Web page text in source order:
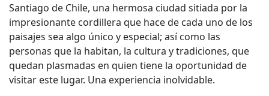
Santiago de Chile, una hermosa ciudad sitiada por la
impresionante cordillera que hace de cada uno de los
paisajes sea algo único y especial; así como las
personas que la habitan, la cultura y tradiciones, que
quedan plasmadas en quien tiene la oportunidad de
visitar este lugar. Una experiencia inolvidable.